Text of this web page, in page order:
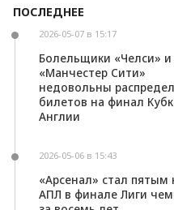
Андони Ираола может
ПОСЛЕДНЕЕ
2026-05-07 в 15:17
Болельщики «Челси» и
«Манчестер Сити»
недовольны
билетов на финал
Англии
2026-05-06 в 15:43
«Арсенал» стал пятым
АПЛ в финале Лиги